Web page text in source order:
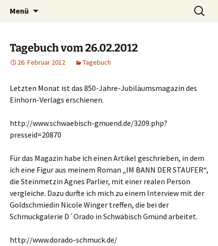
Timo Bader
Willkommen im Reich der Geschichten
Menü
Tagebuch vom 26.02.2012
26. Februar 2012 Tagebuch
Letzten Monat ist das 850-Jahre-Jubiläumsmagazin des
Einhorn-Verlags erschienen.
http://www.schwaebisch-gmuend.de/3209.php?
presseid=20870
Für das Magazin habe ich einen Artikel geschrieben, in dem
ich eine Figur aus meinem Roman „IM BANN DER STAUFER“,
die Steinmetzin Agnes Parlier, mit einer realen Person
vergleiche. Dazu durfte ich mich zu einem Interview mit der
Goldschmiedin Nicole Winger treffen, die bei der
Schmuckgalerie D´Orado in Schwäbisch Gmünd arbeitet.
http://www.dorado-schmuck.de/